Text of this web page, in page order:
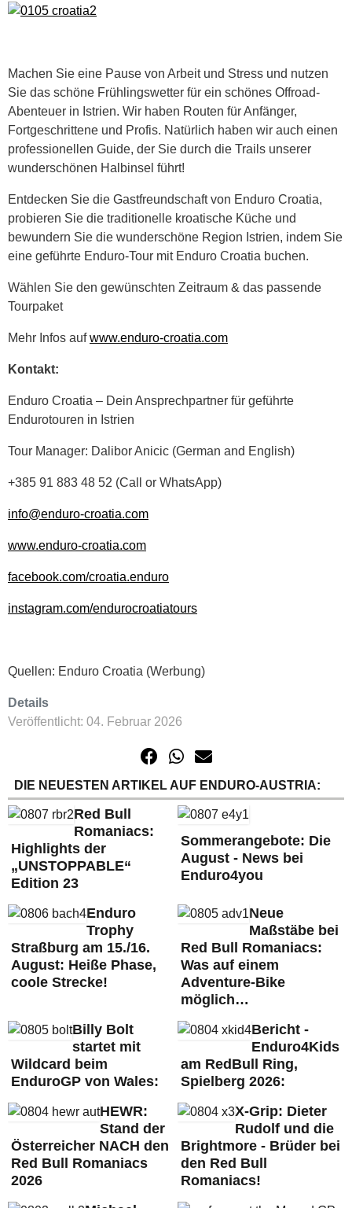
Machen Sie eine Pause von Arbeit und Stress und nutzen
Sie das schöne Frühlingswetter für ein schönes Offroad-
Abenteuer in Istrien. Wir haben Routen für Anfänger,
Fortgeschrittene und Profis. Natürlich haben wir auch einen
professionellen Guide, der Sie durch die Trails unserer
wunderschönen Halbinsel führt!
Entdecken Sie die Gastfreundschaft von Enduro Croatia,
probieren Sie die traditionelle kroatische Küche und
bewundern Sie die wunderschöne Region Istrien, indem Sie
eine geführte Enduro-Tour mit Enduro Croatia buchen.
Wählen Sie den gewünschten Zeitraum & das passende
Tourpaket
Mehr Infos aufwww.enduro-croatia.com
Kontakt:
Enduro Croatia – Dein Ansprechpartner für geführte
Endurotouren in Istrien
Tour Manager: Dalibor Anicic (German and English)
+385 91 883 48 52 (Call or WhatsApp)
info@enduro-croatia.com
www.enduro-croatia.com
facebook.com/croatia.enduro
instagram.com/endurocroatiatours
Quellen: Enduro Croatia (Werbung)
Details
Veröffentlicht: 04. Februar 2026
DIE NEUESTEN ARTIKEL AUF ENDURO-AUSTRIA:
Red Bull
Romaniacs:
Highlights der
„UNSTOPPABLE“
Edition 23
Sommerangebote: Die
August - News bei
Enduro4you
Enduro
Trophy
Straßburg am 15./16.
August: Heiße Phase,
coole Strecke!
Neue
Maßstäbe bei
Red Bull Romaniacs:
Was auf einem
Adventure-Bike
möglich…
Billy Bolt
startet mit
Wildcard beim
EnduroGP von Wales:
Bericht -
Enduro4Kids
am RedBull Ring,
Spielberg 2026:
HEWR:
Stand der
Österreicher NACH den
Red Bull Romaniacs
2026
X-Grip: Dieter
Rudolf und die
Brightmore - Brüder bei
den Red Bull
Romaniacs!